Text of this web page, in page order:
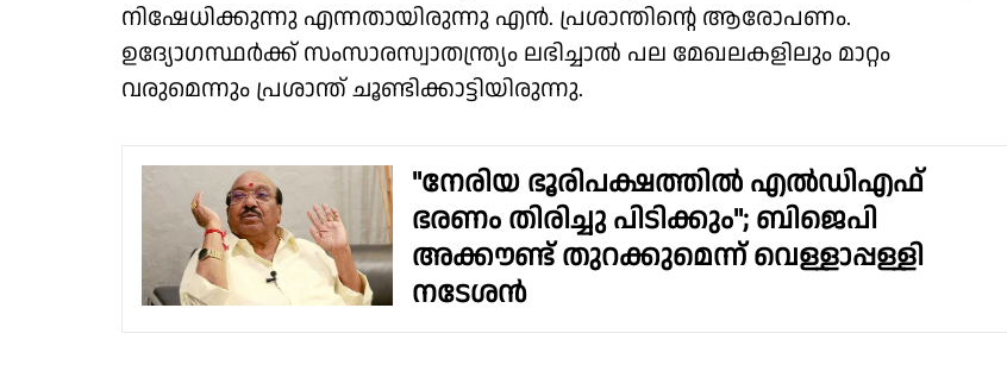
നിഷേധിക്കുന്നു എന്നതായിരുന്നു എന്‍. പ്രശാന്തിൻ്റെ ആരോപണം.
ഉദ്യോഗസ്ഥര്‍ക്ക് സംസാരസ്വാതന്ത്ര്യം ലഭിച്ചാല്‍ പല മേഖലകളിലും മാറ്റം
വരുമെന്നും പ്രശാന്ത് ചൂണ്ടിക്കാട്ടിയിരുന്നു.
"നേരിയ ഭൂരിപക്ഷത്തിൽ എൽഡിഎഫ്
ഭരണം തിരിച്ചു പിടിക്കും"; ബിജെപി
അക്കൗണ്ട് തുറക്കുമെന്ന് വെള്ളാപ്പള്ളി
നടേശൻ